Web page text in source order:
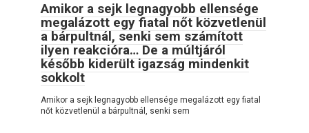
Amikor a sejk legnagyobb ellensége
megalázott egy fiatal nőt közvetlenül
a bárpultnál, senki sem számított
ilyen reakcióra… De a múltjáról
később kiderült igazság mindenkit
sokkolt
Amikor a sejk legnagyobb ellensége megalázott egy fiatal
nőt közvetlenül a bárpultnál, senki sem